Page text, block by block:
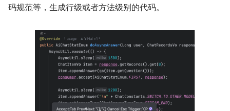
码规范等，生成行级或者方法级别的代码。